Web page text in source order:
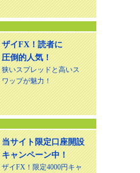
ザイFX！読者に
圧倒的人気！
狭いスプレッドと高いス
ワップが魅力！
当サイト限定口座開設
キャンペーン中！
ザイFX！限定4000円キャ